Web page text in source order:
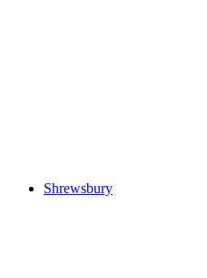
Shrewsbury